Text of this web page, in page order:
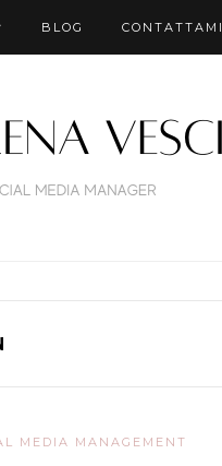
BLOG CONTATTAMI
MEDIA MANAGEMENT